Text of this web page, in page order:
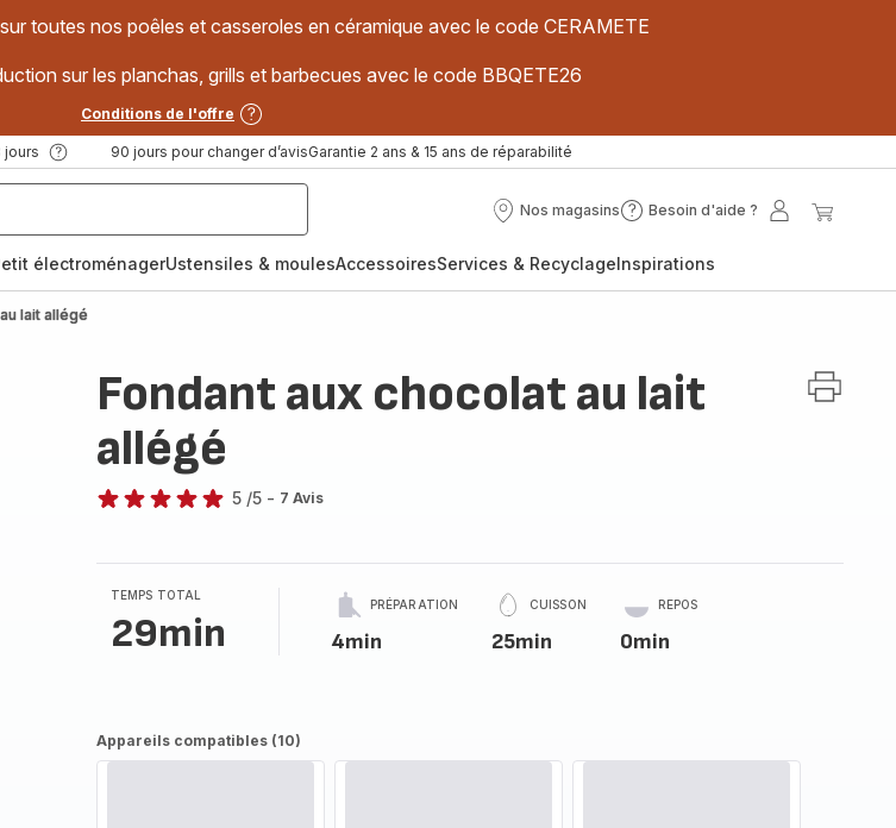
toutes nos poêles et casseroles en céramique avec le code CERAMETE
sur les planchas, grills et barbecues avec le code BBQETE26
Conditions de l'offre
90 jours pour changer d’avisGarantie 2 ans & 15 ans de réparabilité
Nos magasins
Nos
Besoin d'aide ?
Besoin
?
Mon
électroménagerUstensiles & moulesAccessoiresServices & RecyclageInspirations
lait allégé
Fondant aux chocolat au lait
allégé
étoiles
(moyenne)
5 /5 - 7 Avis
TEMPS TOTAL
29min
PRÉPARATION
4min
CUISSON
25min
REPOS
0min
Appareils compatibles (10)